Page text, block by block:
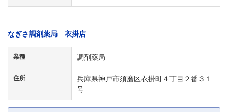
なぎさ調剤薬局 衣掛店
業種 調剤薬局
住所
兵庫県神戸市須磨区衣掛町４丁目２番３１
号